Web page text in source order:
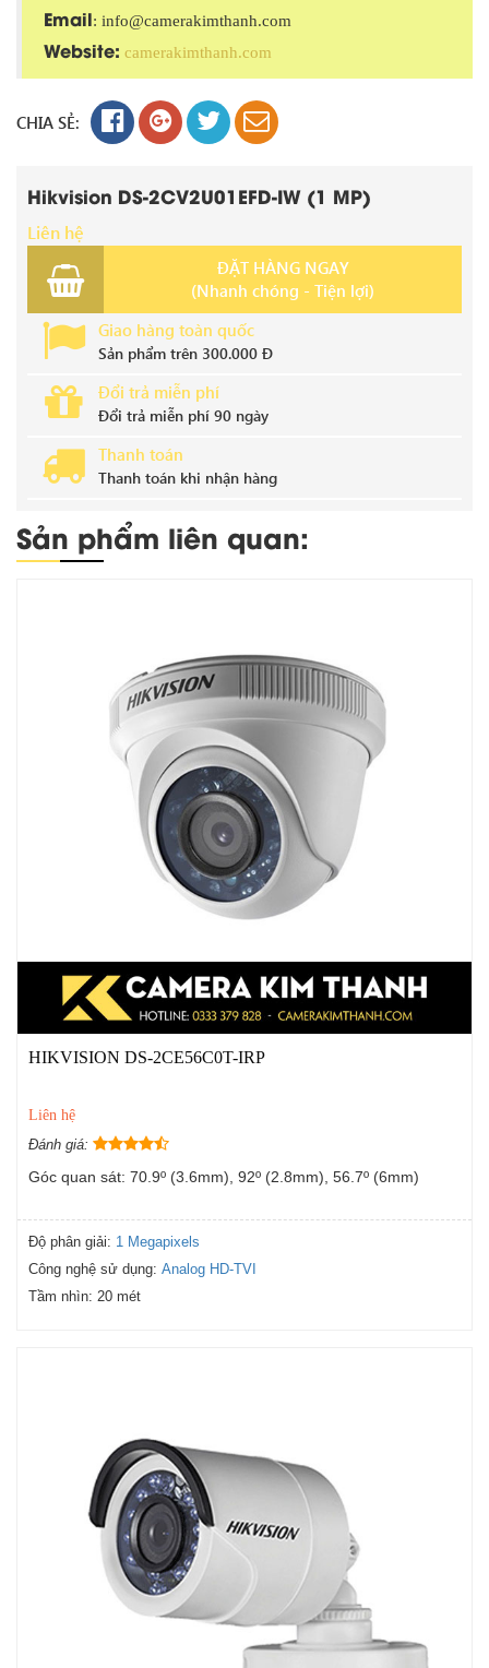
Email: info@camerakimthanh.com
Website: camerakimthanh.com
CHIA SẺ:
Hikvision DS-2CV2U01EFD-IW (1 MP)
Liên hệ
ĐẶT HÀNG NGAY
(Nhanh chóng - Tiện lợi)
Giao hàng toàn quốc
Sản phẩm trên 300.000 Đ
Đổi trả miễn phí
Đổi trả miễn phí 90 ngày
Thanh toán
Thanh toán khi nhận hàng
Sản phẩm liên quan:
HIKVISION DS-2CE56C0T-IRP
Liên hệ
Đánh giá:
Góc quan sát: 70.9º (3.6mm), 92º (2.8mm), 56.7º (6mm)
Độ phân giải: 1 Megapixels
Công nghệ sử dụng: Analog HD-TVI
Tầm nhìn: 20 mét